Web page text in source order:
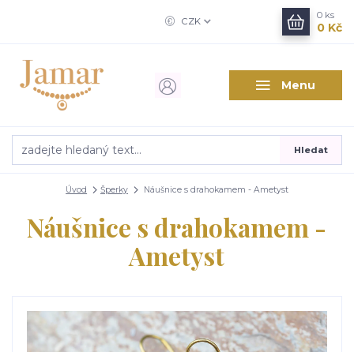
Menu
CZK
Hledat
0 ks
0 Kč
Úvod Šperky Náušnice s drahokamem - Ametyst
Náušnice s drahokamem -
Ametyst